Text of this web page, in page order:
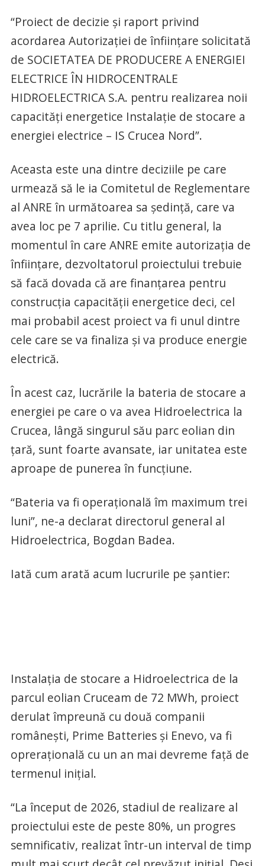
“Proiect de decizie și raport privind
acordarea Autorizaţiei de înfiinţare solicitată
de SOCIETATEA DE PRODUCERE A ENERGIEI
ELECTRICE ÎN HIDROCENTRALE
HIDROELECTRICA S.A. pentru realizarea noii
capacităţi energetice Instalație de stocare a
energiei electrice – IS Crucea Nord”.
Aceasta este una dintre deciziile pe care
urmează să le ia Comitetul de Reglementare
al ANRE în următoarea sa ședință, care va
avea loc pe 7 aprilie. Cu titlu general, la
momentul în care ANRE emite autorizația de
înființare, dezvoltatorul proiectului trebuie
să facă dovada că are finanțarea pentru
construcția capacității energetice deci, cel
mai probabil acest proiect va fi unul dintre
cele care se va finaliza și va produce energie
electrică.
În acest caz, lucrările la bateria de stocare a
energiei pe care o va avea Hidroelectrica la
Crucea, lângă singurul său parc eolian din
țară, sunt foarte avansate, iar unitatea este
aproape de punerea în funcțiune.
“Bateria va fi operațională îm maximum trei
luni”, ne-a declarat directorul general al
Hidroelectrica, Bogdan Badea.
Iată cum arată acum lucrurile pe șantier:
Instalația de stocare a Hidroelectrica de la
parcul eolian Cruceam de 72 MWh, proiect
derulat împreună cu două companii
românești, Prime Batteries și Enevo, va fi
oprerațională cu un an mai devreme față de
termenul inițial.
“La început de 2026, stadiul de realizare al
proiectului este de peste 80%, un progres
semnificativ, realizat într-un interval de timp